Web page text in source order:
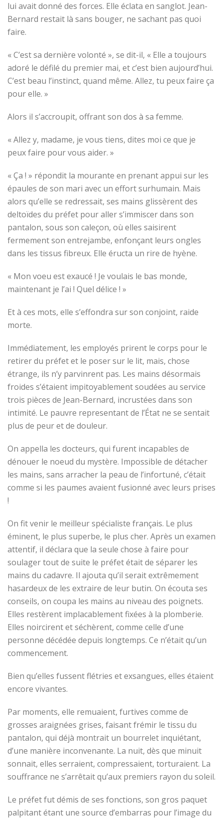
lui avait donné des forces. Elle éclata en sanglot. Jean-
Bernard restait là sans bouger, ne sachant pas quoi
faire.
« C’est sa dernière volonté », se dit-il, « Elle a toujours
adoré le défilé du premier mai, et c’est bien aujourd’hui.
C’est beau l’instinct, quand même. Allez, tu peux faire ça
pour elle. »
Alors il s’accroupit, offrant son dos à sa femme.
« Allez y, madame, je vous tiens, dites moi ce que je
peux faire pour vous aider. »
« Ça ! » répondit la mourante en prenant appui sur les
épaules de son mari avec un effort surhumain. Mais
alors qu’elle se redressait, ses mains glissèrent des
deltoïdes du préfet pour aller s’immiscer dans son
pantalon, sous son caleçon, où elles saisirent
fermement son entrejambe, enfonçant leurs ongles
dans les tissus fibreux. Elle éructa un rire de hyène.
« Mon voeu est exaucé ! Je voulais le bas monde,
maintenant je l’ai ! Quel délice ! »
Et à ces mots, elle s’effondra sur son conjoint, raide
morte.
Immédiatement, les employés prirent le corps pour le
retirer du préfet et le poser sur le lit, mais, chose
étrange, ils n’y parvinrent pas. Les mains désormais
froides s’étaient impitoyablement soudées au service
trois pièces de Jean-Bernard, incrustées dans son
intimité. Le pauvre representant de l’État ne se sentait
plus de peur et de douleur.
On appella les docteurs, qui furent incapables de
dénouer le noeud du mystère. Impossible de détacher
les mains, sans arracher la peau de l’infortuné, c’était
comme si les paumes avaient fusionné avec leurs prises
!
On fit venir le meilleur spécialiste français. Le plus
éminent, le plus superbe, le plus cher. Après un examen
attentif, il déclara que la seule chose à faire pour
soulager tout de suite le préfet était de séparer les
mains du cadavre. Il ajouta qu’il serait extrêmement
hasardeux de les extraire de leur butin. On écouta ses
conseils, on coupa les mains au niveau des poignets.
Elles restèrent implacablement fixées à la plomberie.
Elles noircirent et séchèrent, comme celle d’une
personne décédée depuis longtemps. Ce n’était qu’un
commencement.
Bien qu’elles fussent flétries et exsangues, elles étaient
encore vivantes.
Par moments, elle remuaient, furtives comme de
grosses araignées grises, faisant frémir le tissu du
pantalon, qui déjà montrait un bourrelet inquiétant,
d’une manière inconvenante. La nuit, dès que minuit
sonnait, elles serraient, compressaient, torturaient. La
souffrance ne s’arrêtait qu’aux premiers rayon du soleil.
Le préfet fut démis de ses fonctions, son gros paquet
palpitant étant une source d’embarras pour l’image du